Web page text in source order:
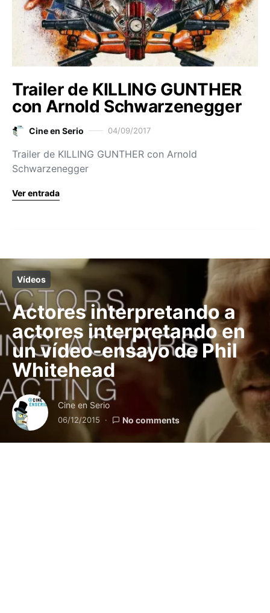
Trailer de KILLING GUNTHER
con Arnold Schwarzenegger
Cine en Serio 04/09/2017
Trailer de KILLING GUNTHER con Arnold
Schwarzenegger
Ver entrada
Vídeos
Actores interpretando a
actores interpretando en
un vídeo-ensayo de Phil
Whitehead
Cine en Serio
06/12/2015 No comments